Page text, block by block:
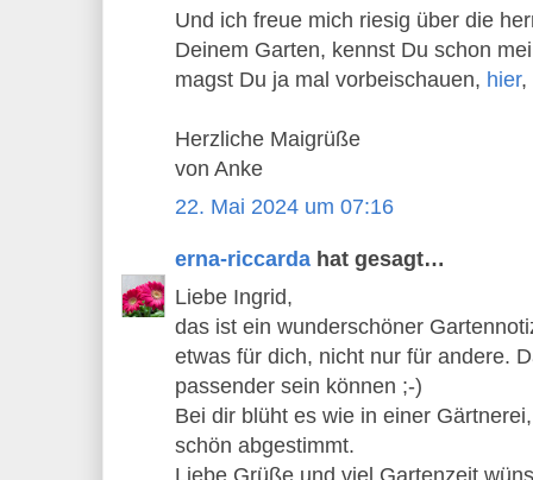
Und ich freue mich riesig über die
Deinem Garten, kennst Du schon
magst Du ja mal vorbeischauen, hier,
Herzliche Maigrüße
von Anke
22. Mai 2024 um 07:16
erna-riccarda hat gesagt…
Liebe Ingrid,
das ist ein wunderschöner
etwas für dich, nicht nur für andere.
passender sein können ;-)
Bei dir blüht es wie in einer
schön abgestimmt.
Liebe Grüße und viel Gartenzeit